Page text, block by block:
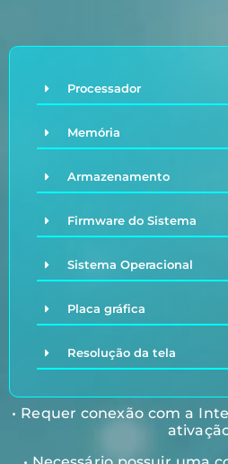
Processador
Memória
Armazenamento
Firmware do Sistema
Sistema Operacional
Placa gráfica
Resolução da tela
• Requer conexão com a